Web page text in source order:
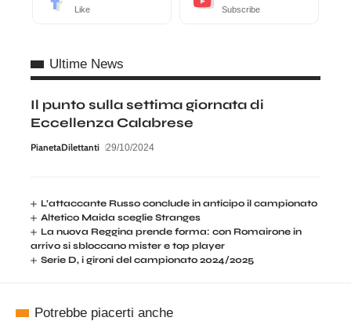
Like Subscribe
Ultime News
Il punto sulla settima giornata di
Eccellenza Calabrese
PianetaDilettanti 29/10/2024
L’attaccante Russo conclude in anticipo il campionato
Altetico Maida sceglie Stranges
La nuova Reggina prende forma: con Romairone in
arrivo si sbloccano mister e top player
Serie D, i gironi del campionato 2024/2025
Potrebbe piacerti anche